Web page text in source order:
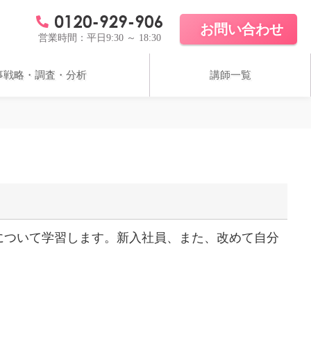
営業時間：平日9:30 ～ 18:30
お問い合わせ
戦略・調査・分析 講師一覧
いて学習します。新入社員、また、改めて自分